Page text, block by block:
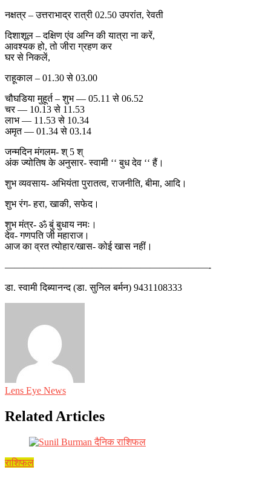
नक्षत्र – उत्तराभाद्र रात्री 02.50 उपरांत, रेवती
दिशाशूल – दक्षिण एंव अग्नि की यात्रा ना करें,
आवश्यक हो, तो जीरा ग्रहण कर
घर से निकलें,
राहूकाल – 01.30 से 03.00
चौघडिया मुहूर्त – शुभ — 05.11 से 06.52
चर — 10.13 से 11.53
लाभ — 11.53 से 10.34
अमृत — 01.34 से 03.14
जन्मदिन मंगलम- श् 5 श्
अंक ज्योतिष के अनुसार- स्वामी ‘‘ बुध देव ‘‘ हैं।
शुभ व्यवसाय- अभियंता पुरातत्व, राजनीति, बीमा, आदि।
शुभ रंग- हरा, खाकी, सफेद।
शुभ मंत्र- ॐ बुं बुधाय नमः।
देव- गणपति जी महाराज।
आज का व्रत त्योहार/खास- कोई खास नहीं।
—————————————————————-
डा. स्वामी दिब्यानन्द (डा. सुनिल बर्मन) 9431108333
Lens Eye News
Related Articles
राशिफल